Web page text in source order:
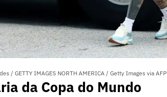
/ GETTY IMAGES NORTH AMERICA / Getty Images via AFP
da Copa do Mundo